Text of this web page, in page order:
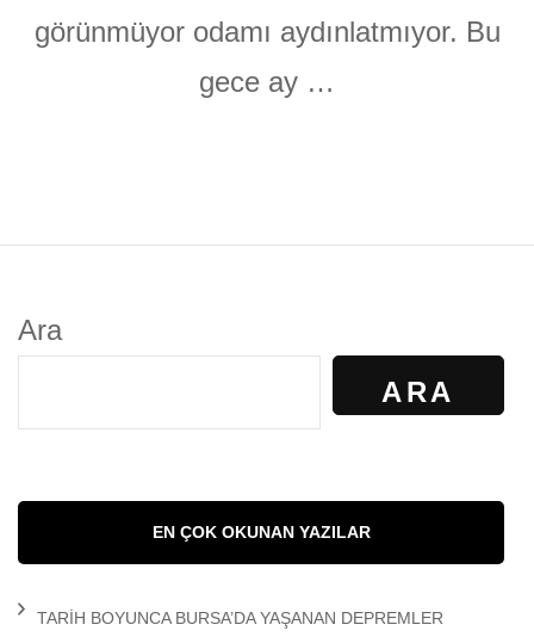
görünmüyor odamı aydınlatmıyor. Bu
gece ay …
Ara
ARA
EN ÇOK OKUNAN YAZILAR
TARİH BOYUNCA BURSA’DA YAŞANAN DEPREMLER